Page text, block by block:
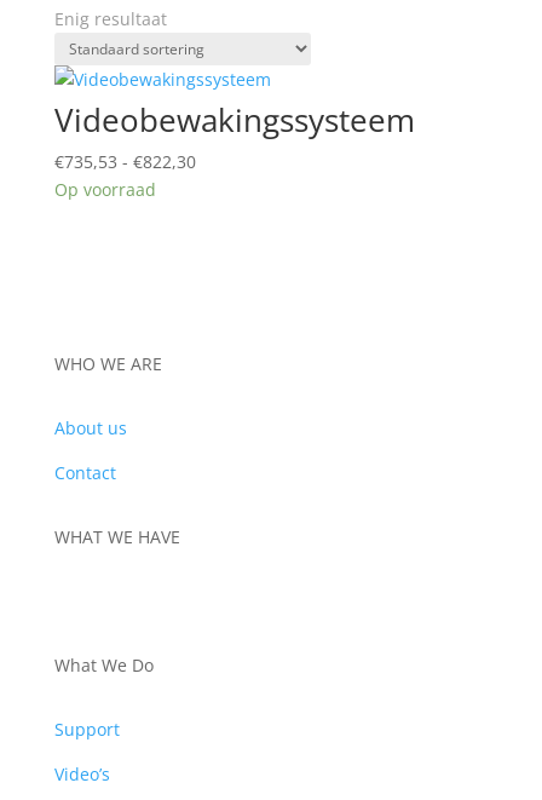
Enig resultaat
Videobewakingssysteem
€735,53 - €822,30Prijsklasse:
Op voorraad
WHO WE ARE
About us
Contact
WHAT WE HAVE
What We Do
Support
Video’s